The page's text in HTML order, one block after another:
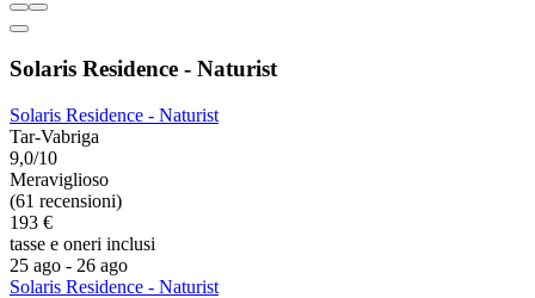
Solaris Residence - Naturist
Solaris Residence - Naturist
Tar-Vabriga
9,0/10
Meraviglioso
(61 recensioni)
193 €
tasse e oneri inclusi
25 ago - 26 ago
Solaris Residence - Naturist